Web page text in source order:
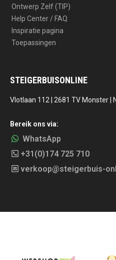
Ontwerp Zelf (TIP)
Help Center / FAQ
Inspiratie pagina
Toepassingen
STEIGERBUISONLINE
Vlotlaan 112 | 2681 TV Monster |
Bereik ons via:
WhatsApp
+31(0)174 725 710
verkoop@steigerbuis-